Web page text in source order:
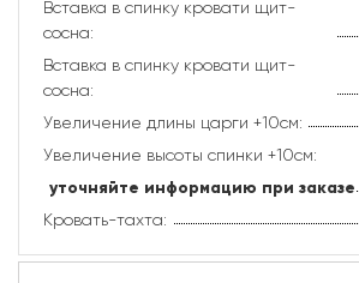
Вставка в спинку кровати щит-
сосна:
Вставка в спинку кровати щит-
сосна:
Увеличение длины царги +10см:
Увеличение высоты спинки +10см:
уточняйте информацию при заказе
Кровать-тахта: